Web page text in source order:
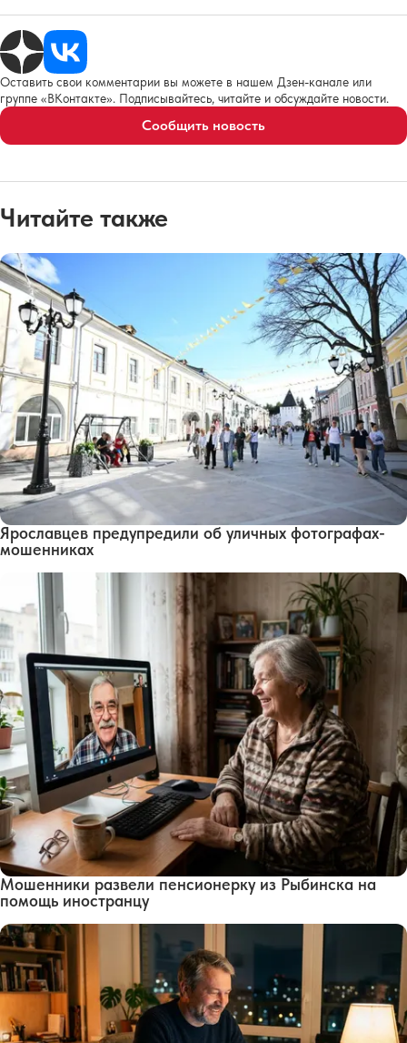
Оставить свои комментарии вы можете в нашем Дзен-канале или
группе «ВКонтакте». Подписывайтесь, читайте и обсуждайте новости.
Сообщить новость
Читайте также
Ярославцев предупредили об уличных фотографах-
мошенниках
Мошенники развели пенсионерку из Рыбинска на
помощь иностранцу